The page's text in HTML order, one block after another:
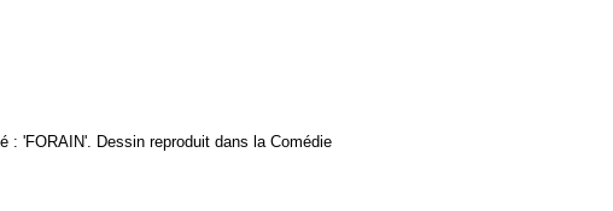
: 'FORAIN'. Dessin reproduit dans la Comédie